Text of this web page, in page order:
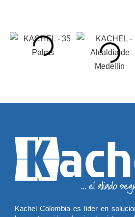
Kachel Colombia es líder en